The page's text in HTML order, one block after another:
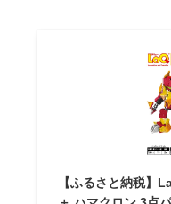
【ふるさと納税】